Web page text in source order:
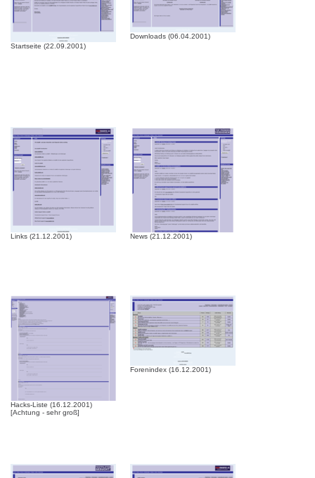
Startseite (22.09.2001)
Downloads (06.04.2001)
Links (21.12.2001) News (21.12.2001)
Hacks-Liste (16.12.2001)
[Achtung - sehr groß]
Forenindex (16.12.2001)